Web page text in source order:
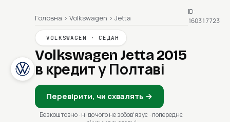
Головна › Volkswagen › Jetta
VOLKSWAGEN · СЕДАН
Volkswagen Jetta 2015
в кредит у Полтаві
Перевірити, чи схвалять →
Безкоштовно · ні до чого не зобовʼязує · попереднє
ID:
160317723